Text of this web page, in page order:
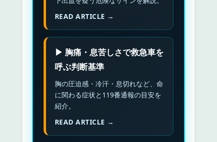
READ ARTICLE →
▶ 胸痛・息苦しさで救急車を
呼ぶ判断基準
胸の圧迫感・冷汗・息切れなど、命
に関わる症状と119番通報の目安を
紹介。
READ ARTICLE →